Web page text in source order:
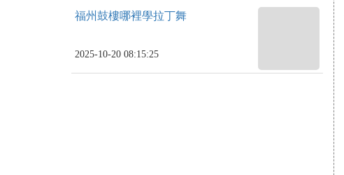
福州鼓樓哪裡學拉丁舞
2025-10-20 08:15:25